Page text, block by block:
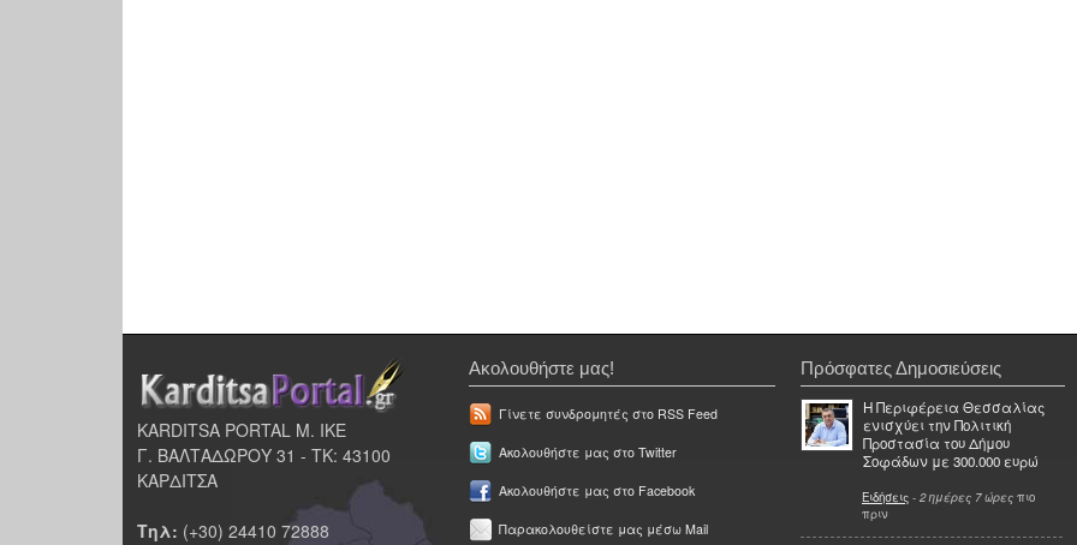
KARDITSA PORTAL Μ. ΙΚΕ
Γ. ΒΑΛΤΑΔΩΡΟΥ 31 - ΤΚ: 43100
ΚΑΡΔΙΤΣΑ
Τηλ: (+30) 24410 72888
Ακολουθήστε μας!
Γίνετε συνδρομητές στο RSS Feed
Ακολουθήστε μας στο Twitter
Ακολουθήστε μας στο Facebook
Παρακολουθείστε μας μέσω Mail
Πρόσφατες Δημοσιεύσεις
Η Περιφέρεια Θεσσαλίας
ενισχύει την Πολιτική
Προστασία του Δήμου
Σοφάδων με 300.000 ευρώ
Ειδήσεις - 2 ημέρες 7 ώρες πιο
πριν